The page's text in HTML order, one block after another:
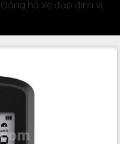
Đồng hồ xe đạp định vị